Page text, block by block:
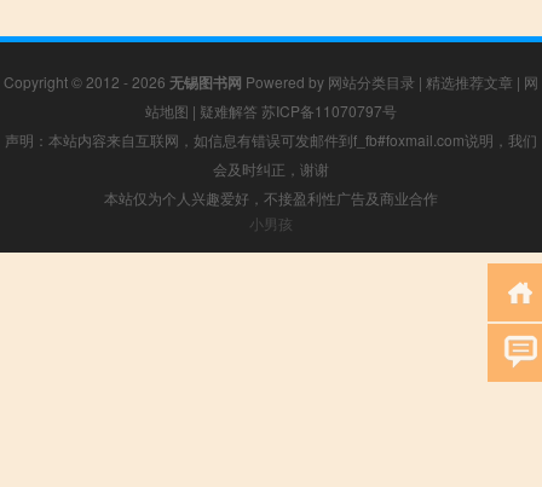
Copyright © 2012 - 2026 无锡图书网 Powered by 网站分类目录 | 精选推荐文章 | 网
站地图 | 疑难解答 苏ICP备11070797号
声明：本站内容来自互联网，如信息有错误可发邮件到f_fb#foxmail.com说明，我们
会及时纠正，谢谢
本站仅为个人兴趣爱好，不接盈利性广告及商业合作
小男孩